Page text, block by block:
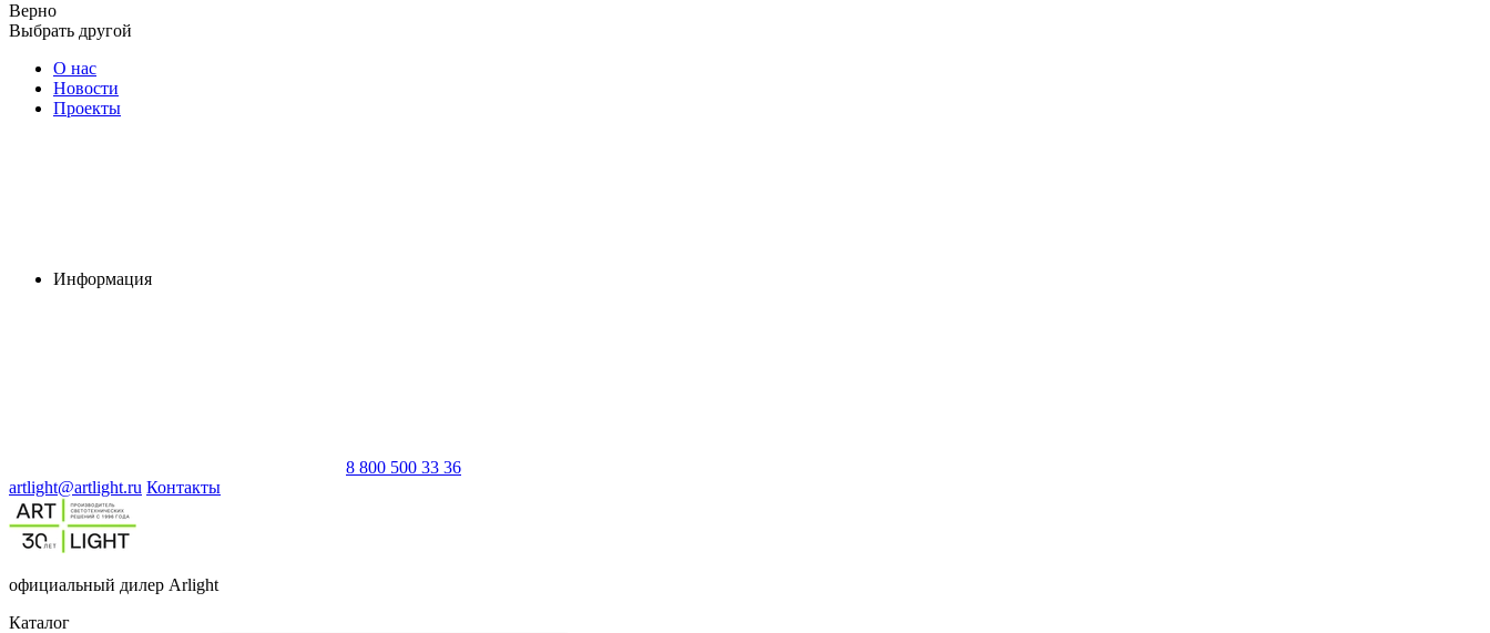
Верно
Выбрать другой
О нас
Новости
Проекты
Информация
8 800 500 33 36
artlight@artlight.ru Контакты
официальный дилер Arlight
Каталог